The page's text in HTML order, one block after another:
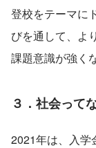
登校をテーマに
びを通して、よ
課題意識が強く
３．社会って
2021年は、入学